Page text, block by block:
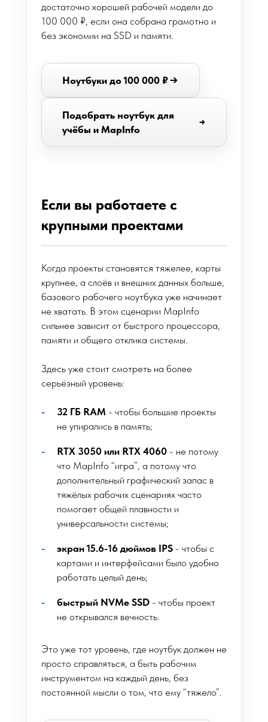
достаточно хорошей рабочей модели до
100 000 ₽, если она собрана грамотно и
без экономии на SSD и памяти.
Ноутбуки до 100 000 ₽
Подобрать ноутбук для
учёбы и MapInfo
Если вы работаете с
крупными проектами
Когда проекты становятся тяжелее, карты
крупнее, а слоёв и внешних данных больше,
базового рабочего ноутбука уже начинает
не хватать. В этом сценарии MapInfo
сильнее зависит от быстрого процессора,
памяти и общего отклика системы.
Здесь уже стоит смотреть на более
серьёзный уровень:
32 ГБ RAM - чтобы большие проекты
не упирались в память;
RTX 3050 или RTX 4060 - не потому
что MapInfo “игра”, а потому что
дополнительный графический запас в
тяжёлых рабочих сценариях часто
помогает общей плавности и
универсальности системы;
экран 15.6-16 дюймов IPS - чтобы с
картами и интерфейсами было удобно
работать целый день;
быстрый NVMe SSD - чтобы проект
не открывался вечность.
Это уже тот уровень, где ноутбук должен не
просто справляться, а быть рабочим
инструментом на каждый день, без
постоянной мысли о том, что ему “тяжело”.